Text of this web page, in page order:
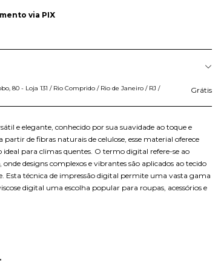
via PIX
80 - Loja 131 / Rio Comprido / Rio de Janeiro / RJ /
Grátis
e elegante, conhecido por sua suavidade ao toque e
partir de fibras naturais de celulose, esse material oferece
ideal para climas quentes. O termo digital refere-se ao
designs complexos e vibrantes são aplicados ao tecido
Esta técnica de impressão digital permite uma vasta gama
digital uma escolha popular para roupas, acessórios e